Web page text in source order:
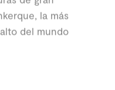
la más
del mundo